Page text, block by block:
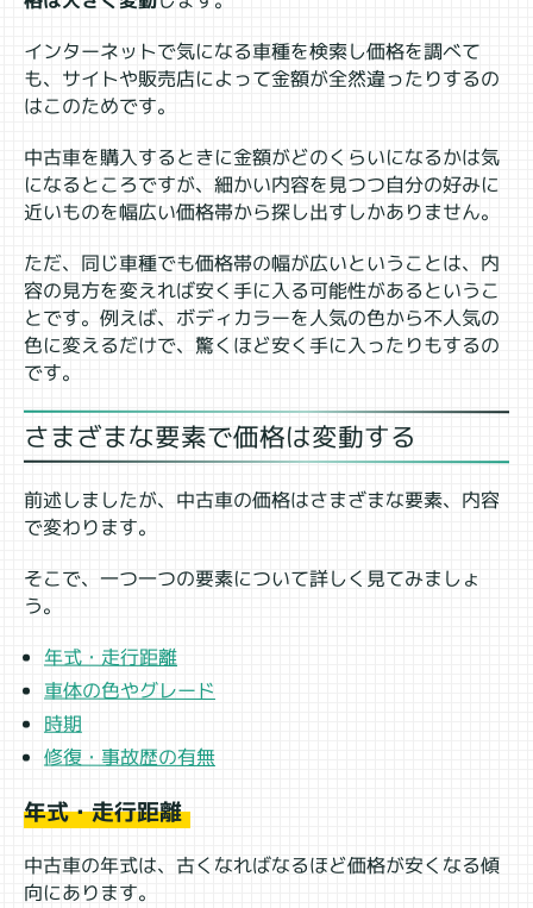
インターネットで気になる車種を検索し価格を調べて
も、サイトや販売店によって金額が全然違ったりするの
はこのためです。
中古車を購入するときに金額がどのくらいになるかは気
になるところですが、細かい内容を見つつ自分の好みに
近いものを幅広い価格帯から探し出すしかありません。
ただ、同じ車種でも価格帯の幅が広いということは、内
容の見方を変えれば安く手に入る可能性があるというこ
とです。例えば、ボディカラーを人気の色から不人気の
色に変えるだけで、驚くほど安く手に入ったりもするの
です。
さまざまな要素で価格は変動する
前述しましたが、中古車の価格はさまざまな要素、内容
で変わります。
そこで、一つ一つの要素について詳しく見てみましょ
う。
年式・走行距離
車体の色やグレード
時期
修復・事故歴の有無
年式・走行距離
中古車の年式は、古くなればなるほど価格が安くなる傾
向にあります。